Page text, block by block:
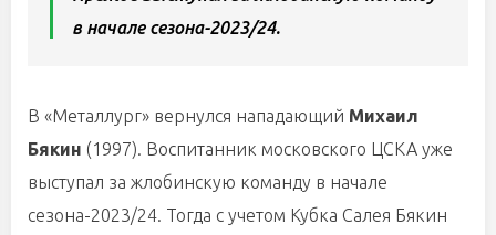
в начале сезона-2023/24.
В «Металлург» вернулся нападающий Михаил
Бякин (1997). Воспитанник московского ЦСКА уже
выступал за жлобинскую команду в начале
сезона-2023/24. Тогда с учетом Кубка Салея Бякин